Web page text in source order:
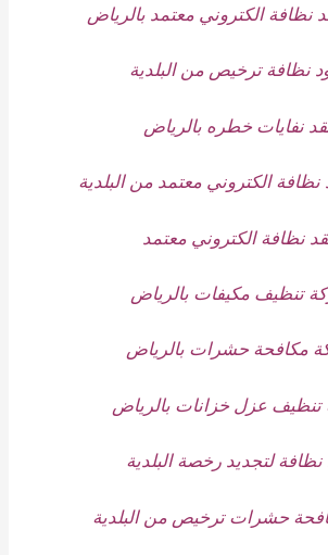
نظافة الكتروني معتمد بالرياض
نظافة ترخيص من البلدية
نفايات خطره بالرياض
الكتروني معتمد من البلدية
نظافة الكتروني معتمد
تنظيف مكيفات بالرياض
مكافحة حشرات بالرياض
عزل خزانات بالرياض
لتجديد رخصة البلدية
حشرات ترخيص من البلدية